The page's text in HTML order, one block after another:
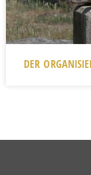
DER